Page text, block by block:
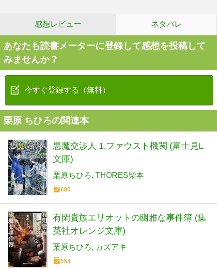
感想レビュー ネタバレ
あなたも読書メーターに登録して感想を投稿して
みませんか？
今すぐ登録する（無料）
栗原 ちひろの関連本
悪魔交渉人 1.ファウスト機関 (富士見L
文庫)
栗原ちひろ THORES柴本
600
有閑貴族エリオットの幽雅な事件簿 (集
英社オレンジ文庫)
栗原ちひろ カズアキ
554